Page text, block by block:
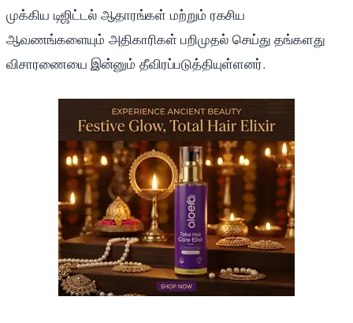
முக்கிய டிஜிட்டல் ஆதாரங்கள் மற்றும் ரகசிய
ஆவணங்களையும் அதிகாரிகள் பறிமுதல் செய்து தங்களது
விசாரணையை இன்னும் தீவிரப்படுத்தியுள்ளனர்.